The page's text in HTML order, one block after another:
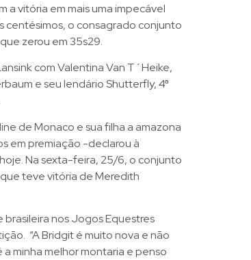
a vitória em mais uma impecável
centésimos, o consagrado conjunto
zerou em 35s29.
com Valentina Van T´Heike,
e seu lendário Shutterfly, 4ª
de Monaco e sua filha a amazona
em premiação -declarou à
Na sexta-feira, 25/6, o conjunto
teve vitória de Meredith
nos Jogos Equestres
“A Bridgit é muito nova e não
minha melhor montaria e penso